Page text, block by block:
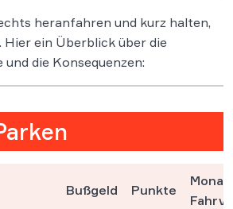
heranfahren und kurz halten,
Hier ein Überblick über die
die Konsequenzen:
Bußgeld Punkte